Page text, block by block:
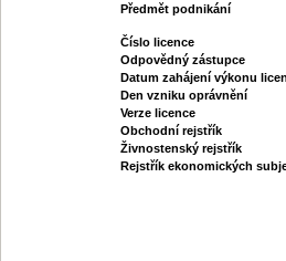
Předmět podnikání
Číslo licence
Odpovědný zástupce
Datum zahájení výkonu
Den vzniku oprávnění
Verze licence
Obchodní rejstřík
Živnostenský rejstřík
Rejstřík ekonomických